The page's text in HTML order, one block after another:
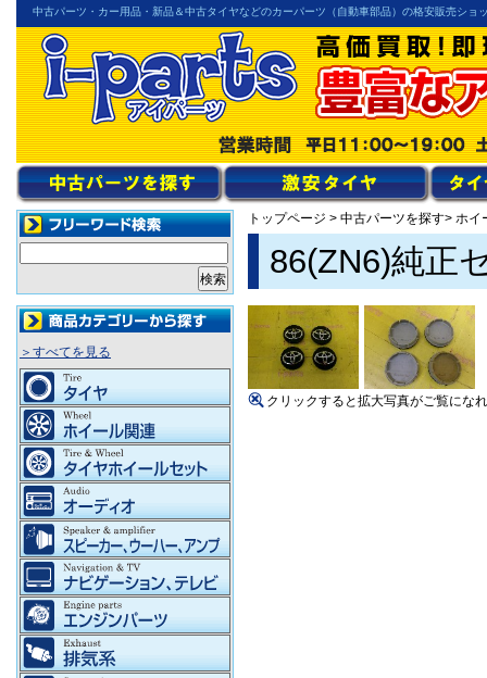
中古パーツ・カー用品・新品＆中古タイヤなどのカーパーツ（自動車部品）の格安販売ショ
トップページ > 中古パーツを探す> ホイ
86(ZN6)純正
クリックすると拡大写真がご覧にな
＞すべてを見る